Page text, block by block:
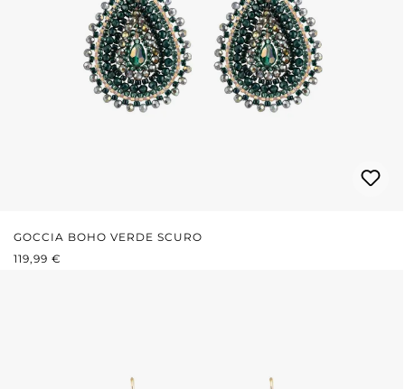
GOCCIA BOHO VERDE SCURO
PREZZO NORMALE:
119,99 €